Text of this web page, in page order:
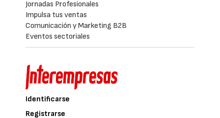
Jornadas Profesionales
Impulsa tus ventas
Comunicación y Marketing B2B
Eventos sectoriales
Identificarse
Registrarse